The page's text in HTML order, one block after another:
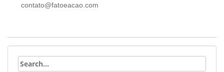
contato@fatoeacao.com